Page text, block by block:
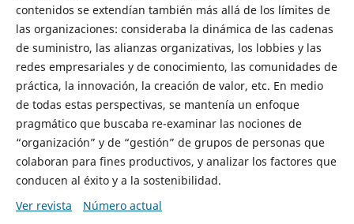
contenidos se extendían también más allá de los límites de
las organizaciones: consideraba la dinámica de las cadenas
de suministro, las alianzas organizativas, los lobbies y las
redes empresariales y de conocimiento, las comunidades de
práctica, la innovación, la creación de valor, etc. En medio
de todas estas perspectivas, se mantenía un enfoque
pragmático que buscaba re-examinar las nociones de
“organización” y de “gestión” de grupos de personas que
colaboran para fines productivos, y analizar los factores que
conducen al éxito y a la sostenibilidad.
Ver revista
Número actual